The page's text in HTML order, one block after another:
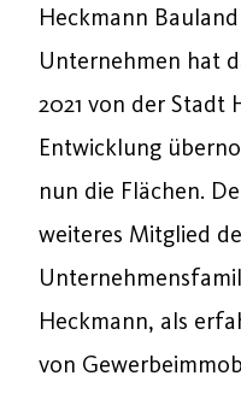
Heckmann
Unternehmen hat
2021 von der Stadt
Entwicklung
nun die Flächen.
weiteres Mitglied
Heckmann, als
von